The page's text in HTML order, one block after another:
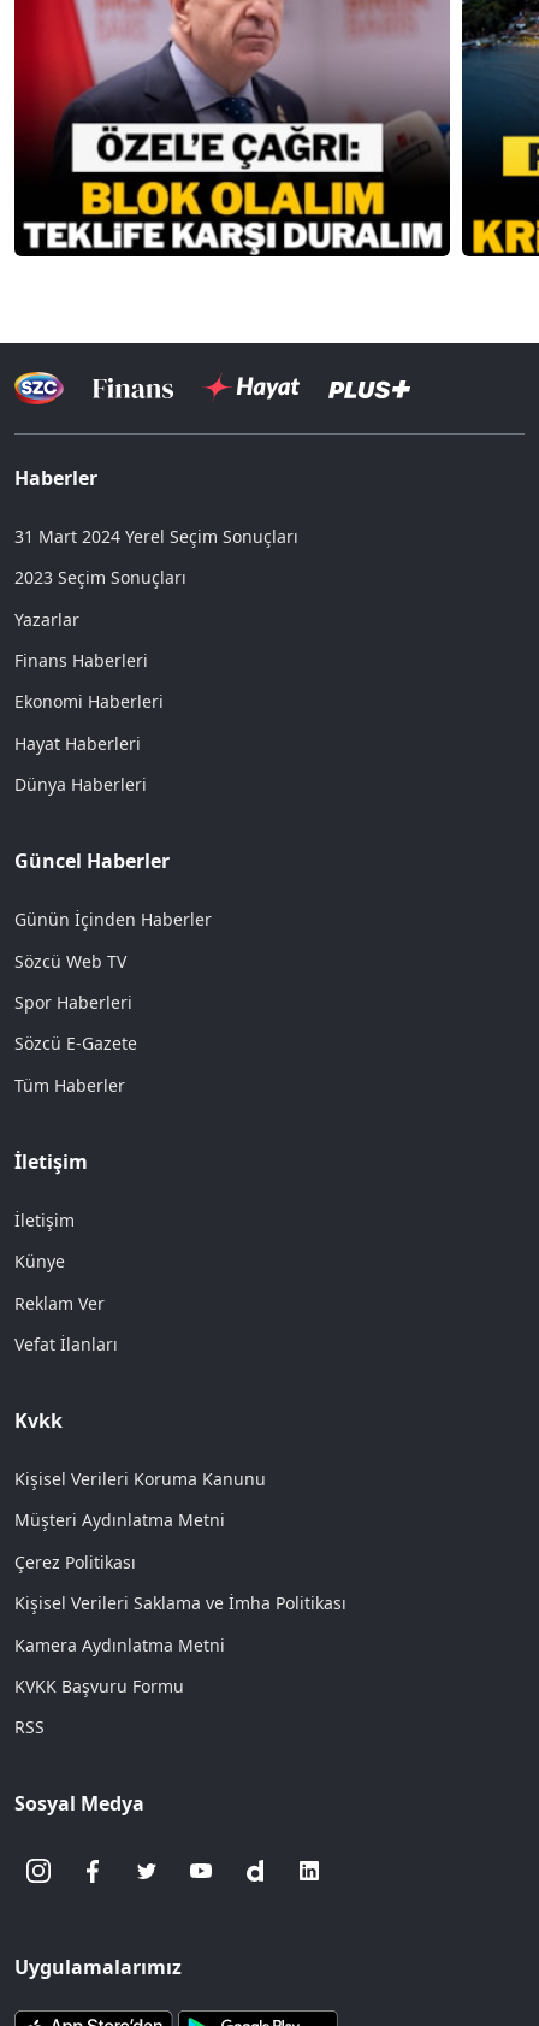
Haberler
31 Mart 2024 Yerel Seçim Sonuçları
2023 Seçim Sonuçları
Yazarlar
Finans Haberleri
Ekonomi Haberleri
Hayat Haberleri
Dünya Haberleri
Güncel Haberler
Günün İçinden Haberler
Sözcü Web TV
Spor Haberleri
Sözcü E-Gazete
Tüm Haberler
İletişim
İletişim
Künye
Reklam Ver
Vefat İlanları
Kvkk
Kişisel Verileri Koruma Kanunu
Müşteri Aydınlatma Metni
Çerez Politikası
Kişisel Verileri Saklama ve İmha Politikası
Kamera Aydınlatma Metni
KVKK Başvuru Formu
RSS
Sosyal Medya
Uygulamalarımız